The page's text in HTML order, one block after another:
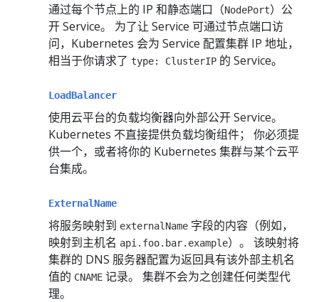
通过每个节点上的 IP 和静态端口（NodePort）公
开 Service。 为了让 Service 可通过节点端口访
问，Kubernetes 会为 Service 配置集群 IP 地址，
相当于你请求了 type: ClusterIP 的 Service。
LoadBalancer
使用云平台的负载均衡器向外部公开 Service。
Kubernetes 不直接提供负载均衡组件； 你必须提
供一个，或者将你的 Kubernetes 集群与某个云平
台集成。
ExternalName
将服务映射到 externalName 字段的内容（例如，
映射到主机名 api.foo.bar.example）。 该映射将
集群的 DNS 服务器配置为返回具有该外部主机名
值的 CNAME 记录。 集群不会为之创建任何类型代
理。